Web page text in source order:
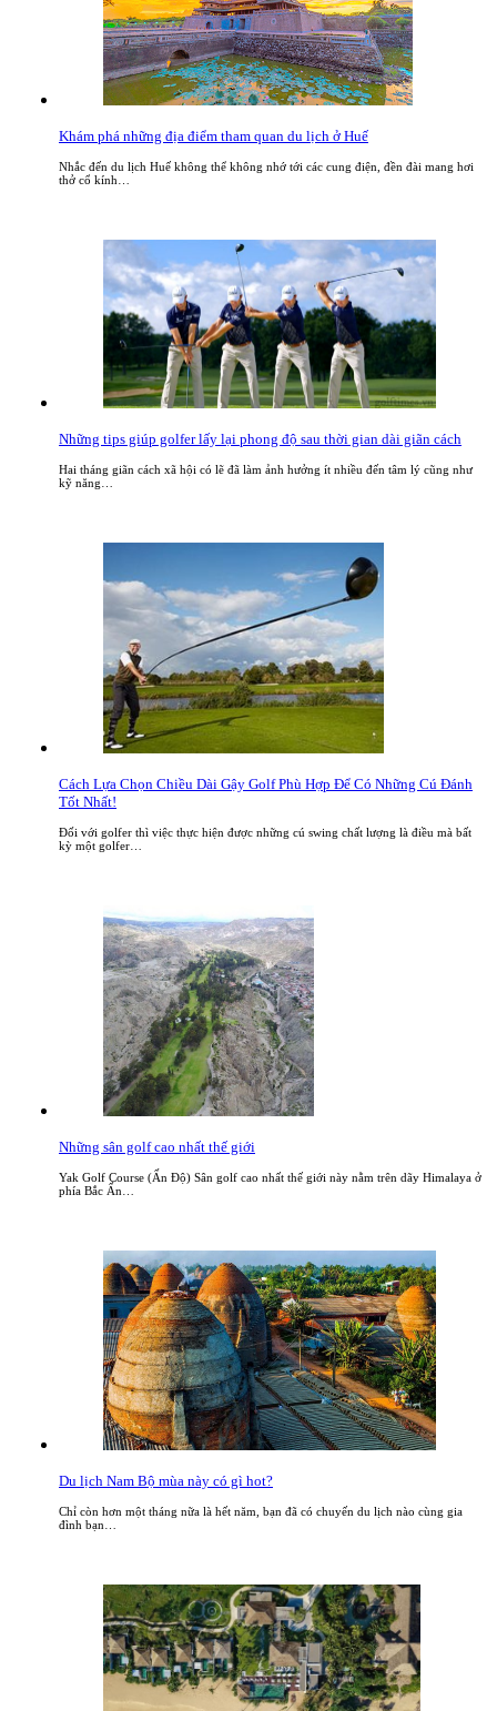
Khám phá những địa điểm tham quan du lịch ở Huế
Nhắc đến du lịch Huế không thể không nhớ tới các cung điện, đền đài mang hơi
thở cổ kính…
Những tips giúp golfer lấy lại phong độ sau thời gian dài giãn cách
Hai tháng giãn cách xã hội có lẽ đã làm ảnh hưởng ít nhiều đến tâm lý cũng như
kỹ năng…
Cách Lựa Chọn Chiều Dài Gậy Golf Phù Hợp Để Có Những Cú Đánh
Tốt Nhất!
Đối với golfer thì việc thực hiện được những cú swing chất lượng là điều mà bất
kỳ một golfer…
Những sân golf cao nhất thế giới
Yak Golf Course (Ấn Độ) Sân golf cao nhất thế giới này nằm trên dãy Himalaya ở
phía Bắc Ấn…
Du lịch Nam Bộ mùa này có gì hot?
Chỉ còn hơn một tháng nữa là hết năm, bạn đã có chuyến du lịch nào cùng gia
đình bạn…